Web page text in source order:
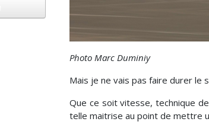
Photo Marc Duminiy
Mais je ne vais pas faire durer le
Que ce soit vitesse, technique
telle maitrise au point de mettre